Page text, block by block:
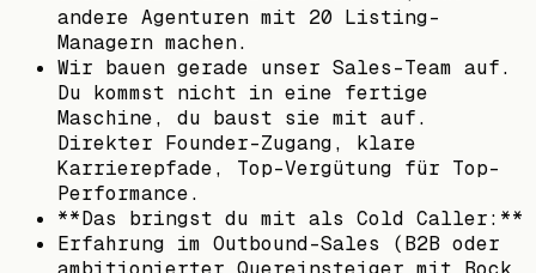
andere Agenturen mit 20 Listing-
Managern machen.
Wir bauen gerade unser Sales-Team auf.
Du kommst nicht in eine fertige
Maschine, du baust sie mit auf.
Direkter Founder-Zugang, klare
Karrierepfade, Top-Vergütung für Top-
Performance.
**Das bringst du mit als Cold Caller:**
Erfahrung im Outbound-Sales (B2B oder